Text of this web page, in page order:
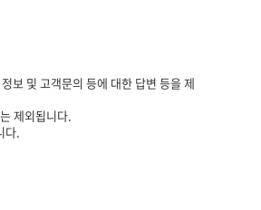
보 및 고객문의 등에 대한 답변 등을 제
제외됩니다.
다.